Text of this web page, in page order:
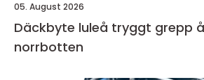
05. August 2026
Däckbyte luleå tryggt grepp året runt i
norrbotten